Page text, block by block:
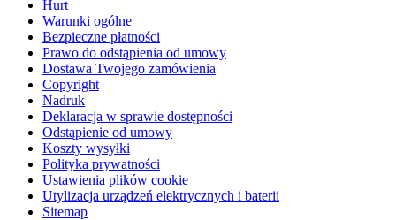
Hurt
Warunki ogólne
Bezpieczne płatności
Prawo do odstąpienia od umowy
Dostawa Twojego zamówienia
Copyright
Nadruk
Deklaracja w sprawie dostępności
Odstąpienie od umowy
Koszty wysyłki
Polityka prywatności
Ustawienia plików cookie
Utylizacja urządzeń elektrycznych i baterii
Sitemap